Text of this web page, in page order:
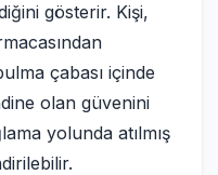
gösterir. Kişi,
çabası içinde
olan güvenini
yolunda atılmış